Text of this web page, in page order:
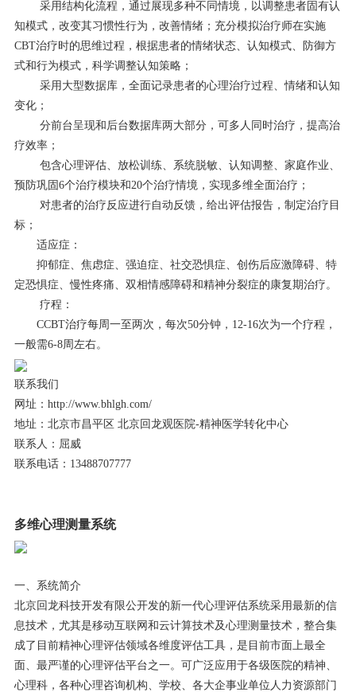
采用结构化流程，通过展现多种不同情境，以调整患者固有认
知模式，改变其习惯性行为，改善情绪；充分模拟治疗师在实施
CBT治疗时的思维过程，根据患者的情绪状态、认知模式、防御方
式和行为模式，科学调整认知策略；
采用大型数据库，全面记录患者的心理治疗过程、情绪和认知
变化；
分前台呈现和后台数据库两大部分，可多人同时治疗，提高治
疗效率；
包含心理评估、放松训练、系统脱敏、认知调整、家庭作业、
预防巩固6个治疗模块和20个治疗情境，实现多维全面治疗；
对患者的治疗反应进行自动反馈，给出评估报告，制定治疗目
标；
适应症：
抑郁症、焦虑症、强迫症、社交恐惧症、创伤后应激障碍、特
定恐惧症、慢性疼痛、双相情感障碍和精神分裂症的康复期治疗。
疗程：
CCBT治疗每周一至两次，每次50分钟，12-16次为一个疗程，
一般需6-8周左右。
联系我们
网址：http://www.bhlgh.com/
地址：北京市昌平区 北京回龙观医院-精神医学转化中心
联系人：屈威
联系电话：13488707777
多维心理测量系统
一、系统简介
北京回龙科技开发有限公开发的新一代心理评估系统采用最新的信
息技术，尤其是移动互联网和云计算技术及心理测量技术，整合集
成了目前精神心理评估领域各维度评估工具，是目前市面上最全
面、最严谨的心理评估平台之一。可广泛应用于各级医院的精神、
心理科，各种心理咨询机构、学校、各大企事业单位人力资源部门